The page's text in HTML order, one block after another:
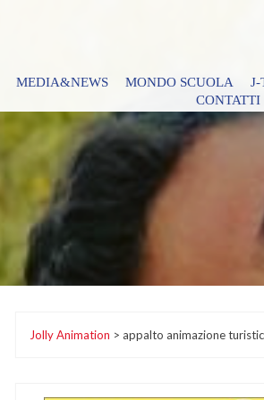
MEDIA&NEWS MONDO SCUOLA
J-
CONTATTI
Jolly Animation > appalto animazione